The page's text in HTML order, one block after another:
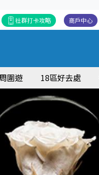
商戶中心
社群打卡攻略
圍遊 18區好去處